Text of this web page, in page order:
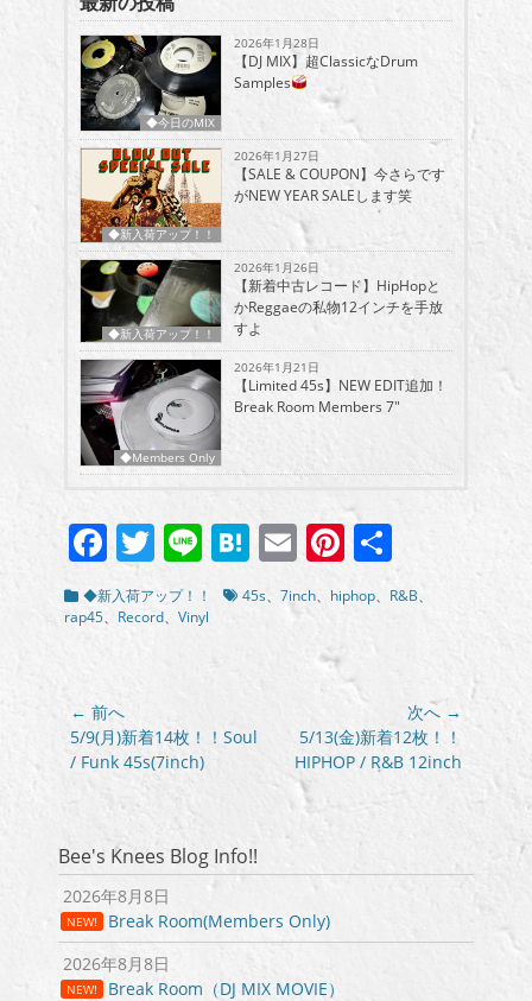
◆今日のMIX
2026年1月28日
【DJ MIX】超ClassicなDrum
Samples
◆新入荷アップ！！
2026年1月27日
【SALE & COUPON】今さらです
がNEW YEAR SALEします笑
◆新入荷アップ！！
2026年1月26日
【新着中古レコード】HipHopと
かReggaeの私物12インチを手放
すよ
◆Members Only
2026年1月21日
【Limited 45s】NEW EDIT追加！
Break Room Members 7″
Facebook
Twitter
LineHatena
EmailPinterest
有
カ
テ
◆新入荷アップ！！
タ 45s、 7inch、 hiphop、 R&B、
rap45、 Record、 Vinyl
投
稿
ナ
ビ
ー
シ
ョ
ン
← 前へ
前
の
稿:
5/9(月)新着14枚！！Soul
/ Funk 45s(7inch)
次へ →
投
5/13(金)新着12枚！！
HIPHOP / R&B 12inch
Bee's Knees Blog Info!!
2026年8月8日
NEW!
Break Room(Members Only)
2026年8月8日
NEW!
Break Room（DJ MIX MOVIE）